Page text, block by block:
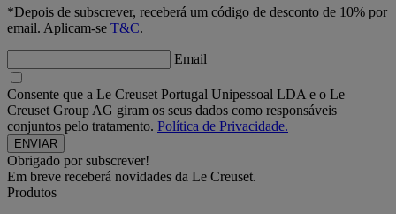
*Depois de subscrever, receberá um código de desconto de 10% por
email. Aplicam-se T&C.
Email
Consente que a Le Creuset Portugal Unipessoal LDA e o Le
Creuset Group AG giram os seus dados como responsáveis
conjuntos pelo tratamento. Política de Privacidade.
Obrigado por subscrever!
Em breve receberá novidades da Le Creuset.
Produtos